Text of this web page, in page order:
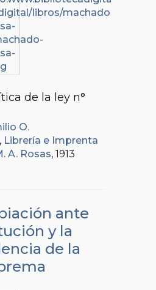
de la ley n°
O.
, Librería e Imprenta
A. Rosas, 1913
ante
y la
de la